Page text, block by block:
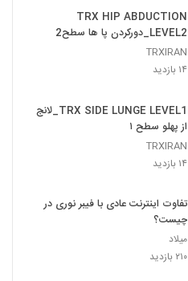
TRX HIP ABDUCTION
LEVEL2_دورکردن پا ها سطح2
TRXIRAN
۱۴ بازدید
TRX SIDE LUNGE LEVEL1_لانج
از پهلو سطح ۱
TRXIRAN
۱۴ بازدید
تفاوت اینترنت عادی با فیبر نوری در
چیست؟
میلاد
۲۱۰ بازدید